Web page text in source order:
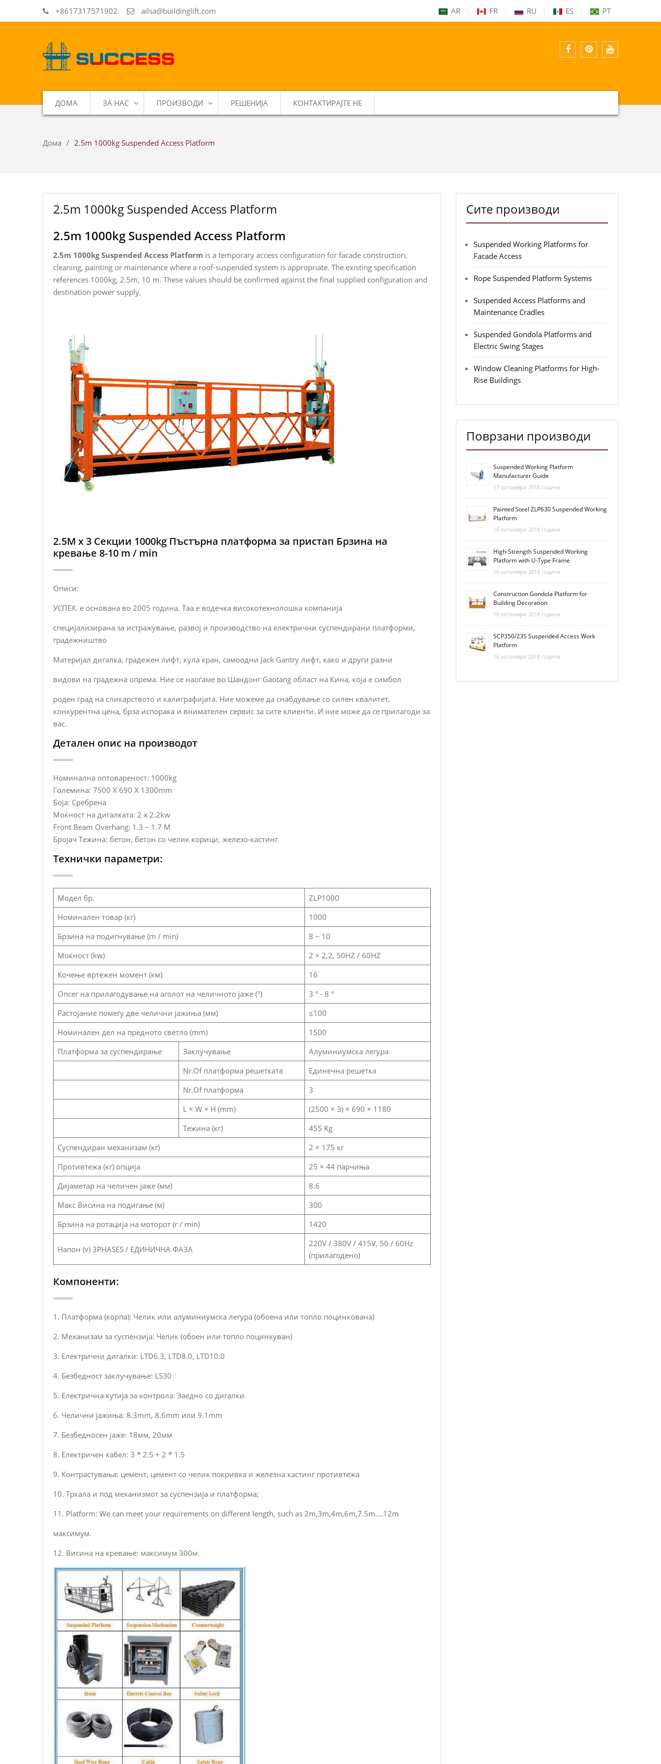
+8617317571902 ailsa@buildinglift.com AR FR RU ES PT
ДОМА ЗА НАС ПРОИЗВОДИ РЕШЕНИЈА КОНТАКТИРАЈТЕ НЕ
Дома 2.5m 1000kg Suspended Access Platform
2.5m 1000kg Suspended Access Platform
2.5m 1000kg Suspended Access Platform
2.5m 1000kg Suspended Access Platform is a temporary access configuration for facade construction,
cleaning, painting or maintenance where a roof-suspended system is appropriate. The existing specification
references 1000kg, 2.5m, 10 m. These values should be confirmed against the final supplied configuration and
destination power supply.
2.5M x 3 Секции 1000kg Пъстърна платформа за пристап Брзина на
кревање 8-10 m / min
Описи:
УСПЕХ. е основана во 2005 година. Таа е водечка високотехнолошка компанија
специјализирана за истражување, развој и производство на електрични суспендирани платформи,
градежништво
Материјал дигалка, градежен лифт, кула кран, самоодни Jack Gantry лифт, како и други разни
видови на градежна опрема. Ние се наоѓаме во Шандонг Gaotang област на Кина, која е симбол
роден град на сликарството и калиграфијата. Ние можеме да снабдување со силен квалитет,
конкурентна цена, брза испорака и внимателен сервис за сите клиенти. И ние може да се прилагоди за
вас.
Детален опис на производот
Номинална оптовареност: 1000kg
Големина: 7500 X 690 X 1300mm
Боја: Сребрена
Моќност на дигалката: 2 x 2.2kw
Front Beam Overhang: 1.3 – 1.7 M
Бројач Тежина: бетон, бетон со челик корици, железо-кастинг
Технички параметри:
Модел бр.
ZLP1000
Номинален товар (кг)
1000
Брзина на подигнување (m / min)
8 ~ 10
Моќност (kw)
2 × 2,2, 50HZ / 60HZ
Кочење вртежен момент (км)
16
Опсег на прилагодување на аголот на челичното јаже (°)
3 ° - 8 °
Растојание помеѓу две челични јажиња (мм)
≤100
Номинален дел на предното светло (mm)
1500
Платформа за суспендирање
Заклучување
Алуминиумска легура
Nr.Of платформа решетката
Единечна решетка
Nr.Of платформа
3
L × W × H (mm)
(2500 × 3) × 690 × 1180
Тежина (кг)
455 Kg
Суспендиран механизам (кг)
2 × 175 кг
Противтежа (кг) опција
25 × 44 парчиња
Дијаметар на челичен јаже (мм)
8.6
Макс Висина на подигање (м)
300
Брзина на ротација на моторот (r / min)
1420
Напон (v) 3PHASES / ЕДИНИЧНА ФАЗА
220V / 380V / 415V, 50 / 60Hz
(прилагодено)
Компоненти:
1. Платформа (корпа): Челик или алуминиумска легура (обоена или топло поцинкована)
2. Механизам за суспензија: Челик (обоен или топло поцинкуван)
3. Електрични дигалки: LTD6.3, LTD8.0, LTD10.0
4. Безбедност заклучување: LS30
5. Електрична кутија за контрола: Заедно со дигалки
6. Челични јажиња: 8.3mm, 8.6mm или 9.1mm
7. Безбедносен јаже: 18мм, 20мм
8. Електричен кабел: 3 * 2.5 + 2 * 1.5
9. Контрастувања: цемент, цемент со челик покривка и железна кастинг противтежа
10. Тркала и под механизмот за суспензија и платформа;
11. Platform: We can meet your requirements on different length, such as 2m,3m,4m,6m,7.5m….12m
максимум.
12. Висина на кревање: максимум 300м.
Сите производи
Suspended Working Platforms for
Facade Access
Rope Suspended Platform Systems
Suspended Access Platforms and
Maintenance Cradles
Suspended Gondola Platforms and
Electric Swing Stages
Window Cleaning Platforms for High-
Rise Buildings
Поврзани производи
Suspended Working Platform
Manufacturer Guide
17 октомври 2018 година
Painted Steel ZLP630 Suspended Working
Platform
16 октомври 2018 година
High-Strength Suspended Working
Platform with U-Type Frame
16 октомври 2018 година
Construction Gondola Platform for
Building Decoration
16 октомври 2018 година
SCP350/23S Suspended Access Work
Platform
16 октомври 2018 година